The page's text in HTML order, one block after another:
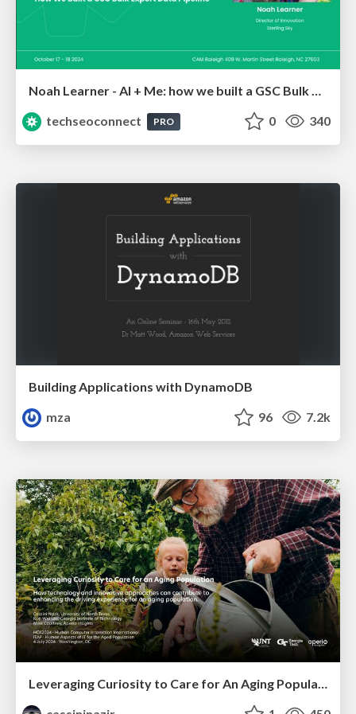
Noah Learner - AI + Me: how we built a GSC Bulk Export data pipeline
techseoconnect
PRO 0 340
Building Applications with DynamoDB
mza
96 7.2k
Leveraging Curiosity to Care for An Aging Population